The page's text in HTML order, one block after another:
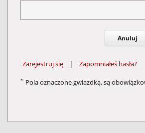
Anuluj
Zarejestruj się | Zapomniałeś hasła?
* Pola oznaczone gwiazdką, są